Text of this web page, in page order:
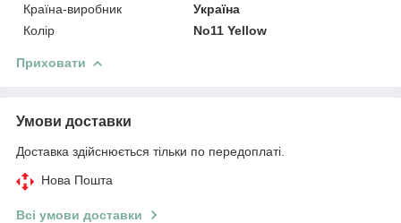
Країна-виробник
Україна
Колір
No11 Yellow
Приховати
Умови доставки
Доставка здійснюється тільки по передоплаті.
Нова Пошта
Всі умови доставки